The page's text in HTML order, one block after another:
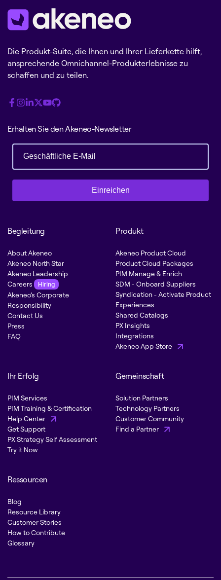
Die Produkt-Suite, die Ihnen und Ihrer Lieferkette hilft,
ansprechende Omnichannel-Produkterlebnisse zu
schaffen und zu teilen.
Erhalten Sie den Akeneo-Newsletter
Einreichen
Begleitung
About Akeneo
Akeneo North Star
Akeneo Leadership
Careers
Hiring
Akeneo’s Corporate
Responsibility
Contact Us
Press
FAQ
Produkt
Akeneo Product Cloud
Product Cloud Packages
PIM Manage & Enrich
SDM - Onboard Suppliers
Syndication - Activate Product
Experiences
Shared Catalogs
PX Insights
Integrations
Akeneo App Store
Ihr Erfolg
PIM Services
PIM Training & Certification
Help Center
Get Support
PX Strategy Self Assessment
Try it Now
Gemeinschaft
Solution Partners
Technology Partners
Customer Community
Find a Partner
Ressourcen
Blog
Resource Library
Customer Stories
How to Contribute
Glossary